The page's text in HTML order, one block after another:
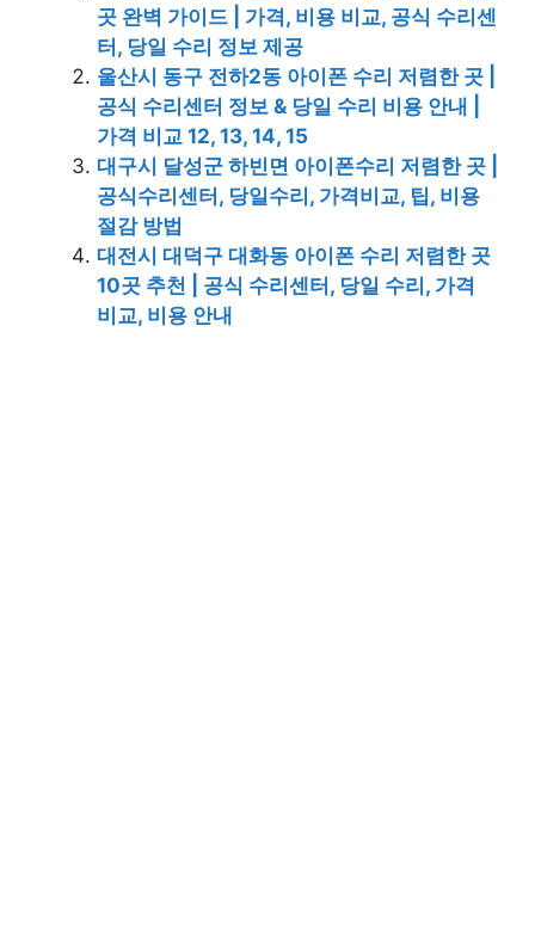
곳 완벽 가이드 | 가격, 비용 비교, 공식 수리센
터, 당일 수리 정보 제공
울산시 동구 전하2동 아이폰 수리 저렴한 곳 |
공식 수리센터 정보 & 당일 수리 비용 안내 |
가격 비교 12, 13, 14, 15
대구시 달성군 하빈면 아이폰수리 저렴한 곳 |
공식수리센터, 당일수리, 가격비교, 팁, 비용
절감 방법
대전시 대덕구 대화동 아이폰 수리 저렴한 곳
10곳 추천 | 공식 수리센터, 당일 수리, 가격
비교, 비용 안내